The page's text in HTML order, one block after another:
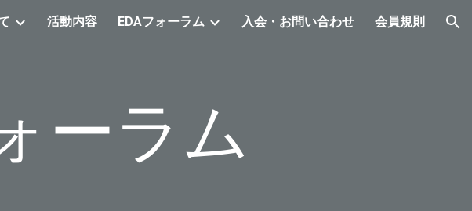
Skip to navigation
活動内容 EDAフォーラム 入会・お問い合わせ 会員規則
ーラム